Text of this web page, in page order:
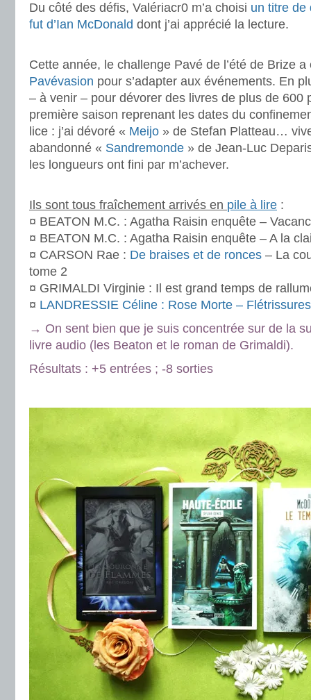
Du côté des défis, Valériacr0 m’a choisi un titre de
fut d’Ian McDonald dont j’ai apprécié la lecture.
Cette année, le challenge Pavé de l’été de Brize
Pavévasion pour s’adapter aux événements. En
– à venir – pour dévorer des livres de plus de 600
première saison reprenant les dates du
lice : j’ai dévoré « Meijo » de Stefan Platteau…
abandonné « Sandremonde » de Jean-Luc
les longueurs ont fini par m’achever.
Ils sont tous fraîchement arrivés en pile à lire :
¤ BEATON M.C. : Agatha Raisin enquête –
¤ BEATON M.C. : Agatha Raisin enquête – A la
¤ CARSON Rae : De braises et de ronces – La
tome 2
¤ GRIMALDI Virginie : Il est grand temps de
¤ LANDRESSIE Céline : Rose Morte –
→ On sent bien que je suis concentrée sur de la
livre audio (les Beaton et le roman de Grimaldi).
Résultats : +5 entrées ; -8 sorties